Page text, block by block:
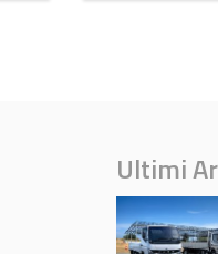
Ultimi